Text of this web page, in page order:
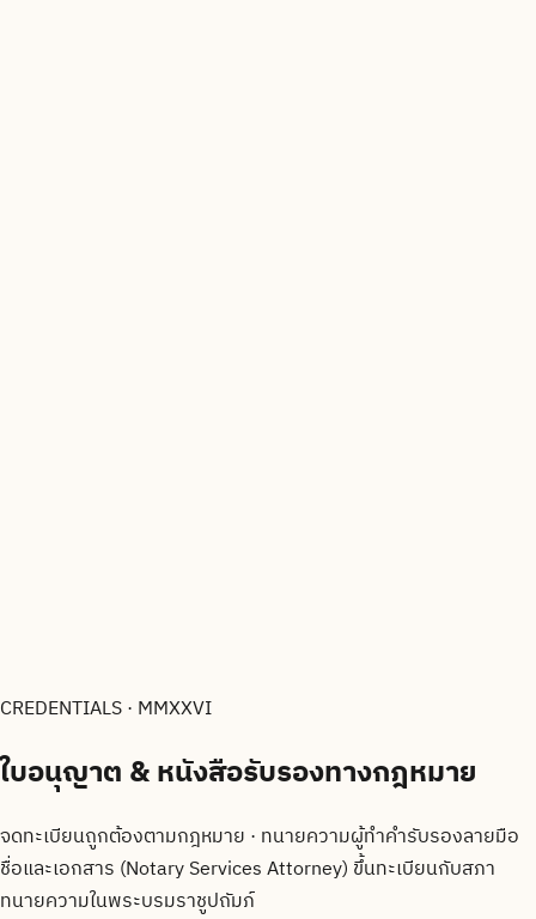
CREDENTIALS · MMXXVI
ใบอนุญาต & หนังสือรับรองทางกฎหมาย
จดทะเบียนถูกต้องตามกฎหมาย · ทนายความผู้ทำคำรับรองลายมือ
ชื่อและเอกสาร (Notary Services Attorney) ขึ้นทะเบียนกับสภา
ทนายความในพระบรมราชูปถัมภ์